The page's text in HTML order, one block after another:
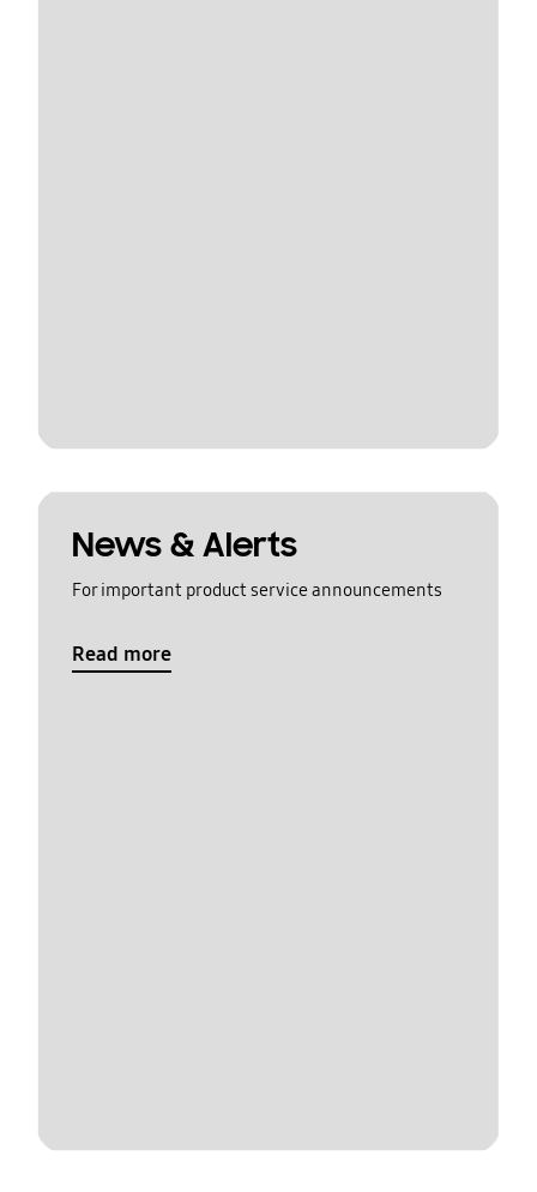
News & Alerts
For important product service announcements
Read more